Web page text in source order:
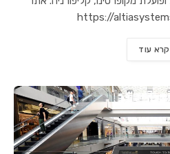
קרא עוד